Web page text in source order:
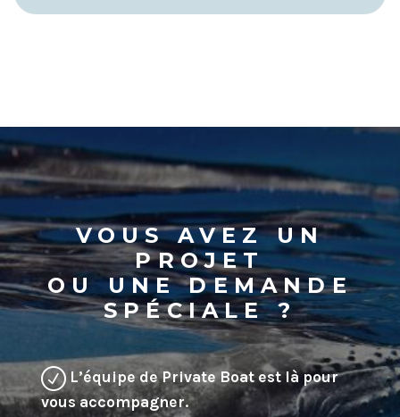
VOUS AVEZ UN
PROJET
OU UNE DEMANDE
SPÉCIALE ?
L’équipe de Private Boat est là pour
vous accompagner.